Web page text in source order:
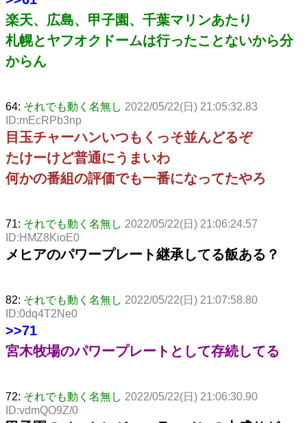
楽天、広島、甲子園、千葉マリンあたり
札幌とヤフオクドームは行ったことないから分
からん
64: それでも動く名無し 2022/05/22(日) 21:05:32.83
ID:mEcRPb3np
目玉チャーハンいつもくっそ並んどるぞ
たけーけど普通にうまいわ
何かの番組の評価でも一番になってたやろ
71: それでも動く名無し 2022/05/22(日) 21:06:24.57
ID:HMZ8KioE0
メヒアのパワープレート継承してる飯ある？
82: それでも動く名無し 2022/05/22(日) 21:07:58.80
ID:0dq4T2Ne0
>>71
宮木牧場のパワープレートとして存続してる
72: それでも動く名無し 2022/05/22(日) 21:06:30.90
ID:vdmQO9Z/0